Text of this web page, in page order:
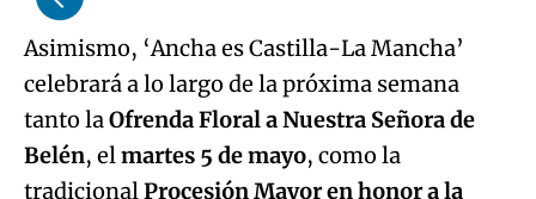
Asimismo, ‘Ancha es Castilla-La Mancha’
celebrará a lo largo de la próxima semana
tanto la Ofrenda Floral a Nuestra Señora de
Belén, el martes 5 de mayo, como la
tradicional Procesión Mayor en honor a la